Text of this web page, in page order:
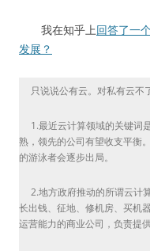
我在知乎上回答了一
发展？
只说说公有云。对私有云不
1.最近云计算领域的关键词
熟，领先的公司有望收支平衡
的游泳者会逐步出局。
2.地方政府推动的所谓云计
长出钱、征地、修机房、买机
运营能力的商业公司，负责提